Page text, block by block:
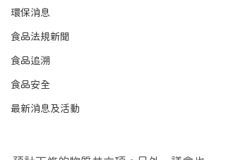
環保消息
食品法規新聞
食品追溯
食品安全
最新消息及活動